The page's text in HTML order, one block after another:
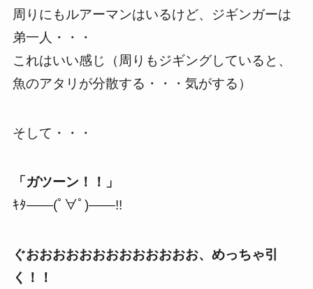
周りにもルアーマンはいるけど、ジギンガーは
弟一人・・・
これはいい感じ（周りもジギングしていると、
魚のアタリが分散する・・・気がする）
そして・・・
「ガツーン！！」
ｷﾀ――(ﾟ∀ﾟ)――!!
ぐおおおおおおおおおおおおお、めっちゃ引
く！！